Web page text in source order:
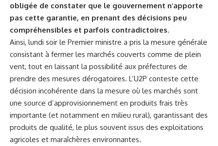
obligée de constater que le gouvernement n’apporte
pas cette garantie, en prenant des décisions peu
compréhensibles et parfois contradictoires.
Ainsi, lundi soir le Premier ministre a pris la mesure générale
consistant à fermer les marchés couverts comme de plein
vent, tout en laissant la possibilité aux préfectures de
prendre des mesures dérogatoires. L’U2P conteste cette
décision incohérente dans la mesure où les marchés sont
une source d’approvisionnement en produits frais très
importante (et notamment en milieu rural), garantissant des
produits de qualité, le plus souvent issus des exploitations
agricoles et maraîchères environnantes.